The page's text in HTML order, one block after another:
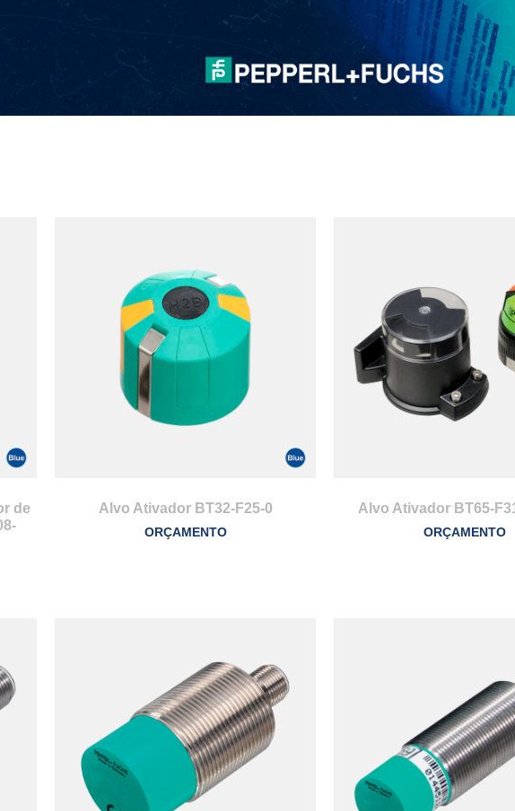
de
Alvo Ativador BT32-F25-0
ORÇAMENTO
Alvo Ativador BT65-
ORÇAMENTO